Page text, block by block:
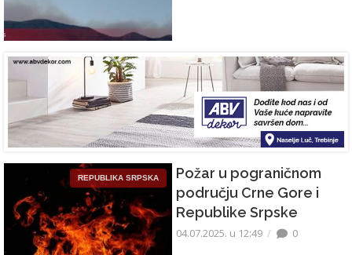
REPUBLIKA SRPSKA
Požar u pograničnom
području Crne Gore i
Republike Srpske
04.07.2025. u 12:49 0